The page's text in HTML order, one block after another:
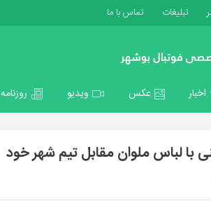
تبلیغات تماس با ما
اخبار عکس ویدیو روزنامه
با لباس ملوان مقابل تیم شهر خود